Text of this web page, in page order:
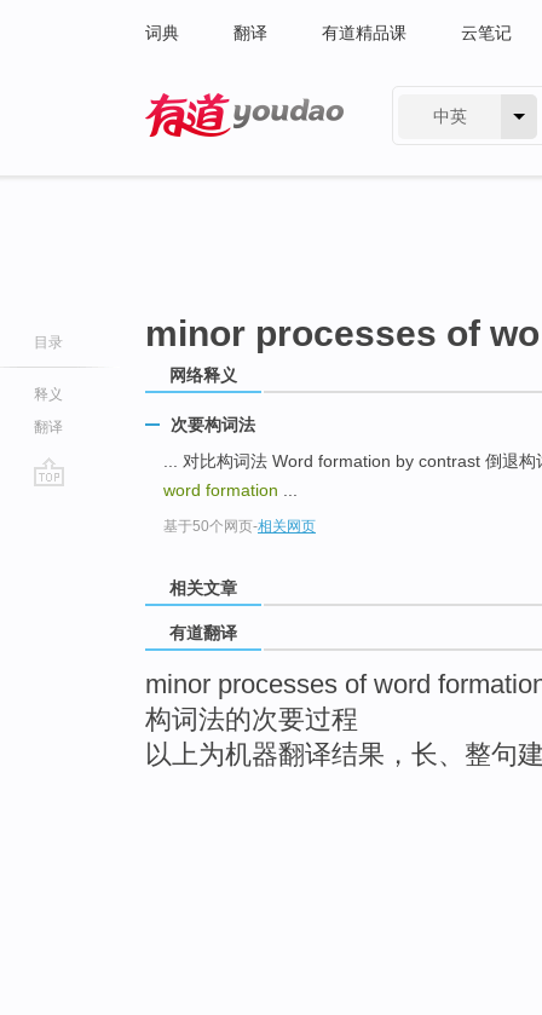
词典 翻译 有道精品课 云笔记
中英
目录
释义
翻译
minor processes of
网络释义
次要构词法
... 对比构词法 Word formation by contrast 倒退
word formation
基于50个网页-相关网页
相关文章
有道翻译
minor processes of word
构词法的次要过程
以上为机器翻译结果，长、整句